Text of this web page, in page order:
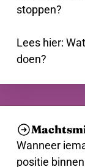
stoppen?
Lees hier:
doen?
Wanneer
positie